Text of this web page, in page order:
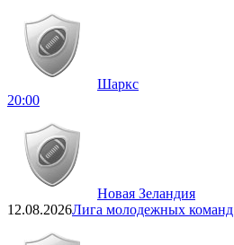
Шаркс
20:00
Новая Зеландия
12.08.2026Лига молодежных команд